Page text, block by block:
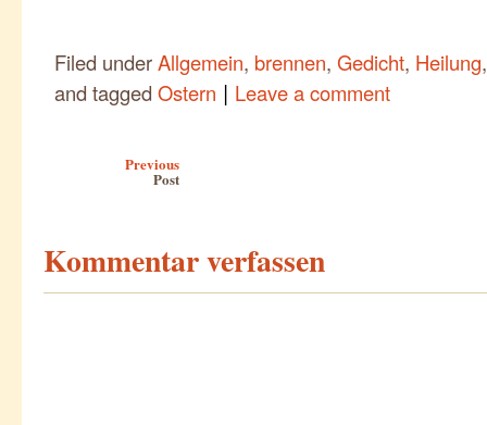
Filed underAllgemein, brennen, Gedicht, Heilung
and tagged Ostern | Leave a comment
Previous
Post
Kommentar verfassen